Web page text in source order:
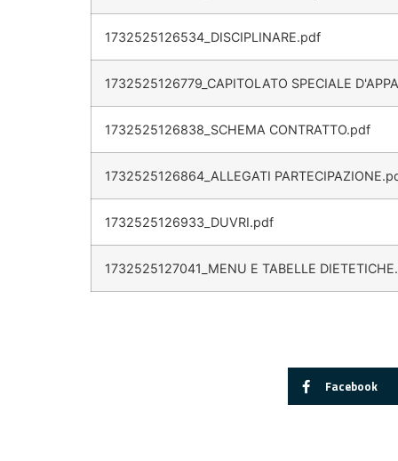
1732525126534_DISCIPLINARE.pdf
1732525126779_CAPITOLATO SPECIALE
1732525126838_SCHEMA CONTRATTO.pdf
1732525126864_ALLEGATI
1732525126933_DUVRI.pdf
1732525127041_MENU E TABELLE
Facebook